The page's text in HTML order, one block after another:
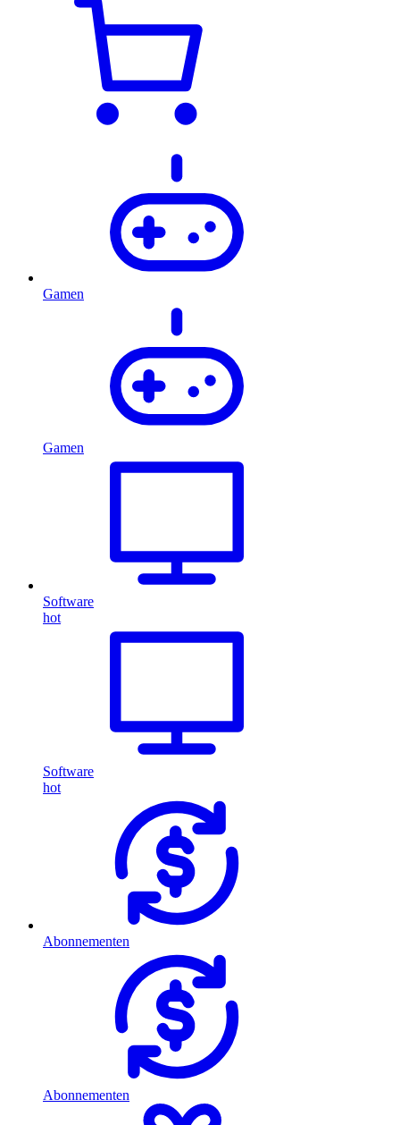
Gamen
Gamen
Software
hot
Software
hot
Abonnementen
Abonnementen